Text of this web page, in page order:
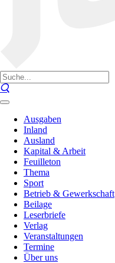
Ausgaben
Inland
Ausland
Kapital & Arbeit
Feuilleton
Thema
Sport
Betrieb & Gewerkschaft
Beilage
Leserbriefe
Verlag
Veranstaltungen
Termine
Über uns